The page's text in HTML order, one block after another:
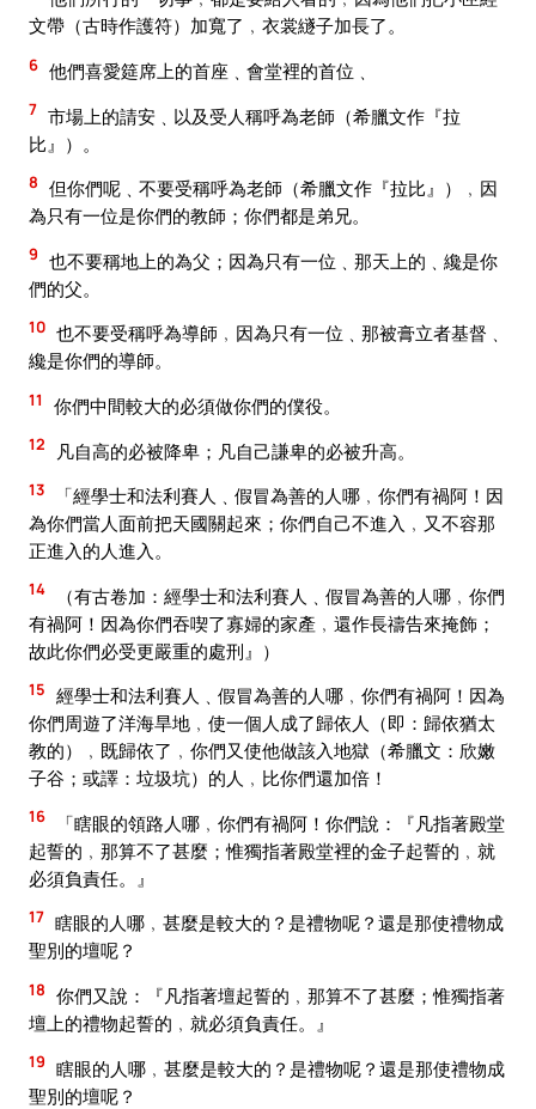
文帶（古時作護符）加寬了﹐衣裳繸子加長了。
6 他們喜愛筵席上的首座﹑會堂裡的首位﹑
7 市場上的請安﹑以及受人稱呼為老師（希臘文作『拉
比』）。
8 但你們呢﹑不要受稱呼為老師（希臘文作『拉比』）﹐因
為只有一位是你們的教師；你們都是弟兄。
9 也不要稱地上的為父；因為只有一位﹑那天上的﹑纔是你
們的父。
10 也不要受稱呼為導師﹐因為只有一位﹑那被膏立者基督﹑
纔是你們的導師。
11 你們中間較大的必須做你們的僕役。
12 凡自高的必被降卑；凡自己謙卑的必被升高。
13
「經學士和法利賽人﹑假冒為善的人哪﹐你們有禍阿！因
為你們當人面前把天國關起來；你們自己不進入﹐又不容那
正進入的人進入。
14
（有古卷加：經學士和法利賽人﹑假冒為善的人哪﹐你們
有禍阿！因為你們吞喫了寡婦的家產﹐還作長禱告來掩飾；
故此你們必受更嚴重的處刑』）
15 經學士和法利賽人﹑假冒為善的人哪﹐你們有禍阿！因為
你們周遊了洋海旱地﹐使一個人成了歸依人（即：歸依猶太
教的）﹐既歸依了﹐你們又使他做該入地獄（希臘文：欣嫩
子谷；或譯：垃圾坑）的人﹐比你們還加倍！
16
「瞎眼的領路人哪﹐你們有禍阿！你們說：『凡指著殿堂
起誓的﹐那算不了甚麼；惟獨指著殿堂裡的金子起誓的﹐就
必須負責任。』
17 瞎眼的人哪﹐甚麼是較大的？是禮物呢？還是那使禮物成
聖別的壇呢？
18 你們又說：『凡指著壇起誓的﹐那算不了甚麼；惟獨指著
壇上的禮物起誓的﹐就必須負責任。』
19 瞎眼的人哪﹐甚麼是較大的？是禮物呢？還是那使禮物成
聖別的壇呢？